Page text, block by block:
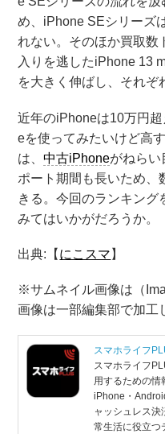
め、iPhone SEシリーズ
れない。そのほか買取数
入りを逃したiPhone 13
を大きく伸ばし、それぞ
近年のiPhoneは10万円
eを使ってみたいけど高
は、中古iPhoneがねらい
ポート期間も長いため、
きる。今回のランキング
みてはいかがだろうか。
出典:【 にこスマ 】
※サムネイル画像は（
画像は一部編集部で加工
スマホライフ
スマホライフ
用するための情
iPhone・
ャッシュレス決
常生活に役立つ